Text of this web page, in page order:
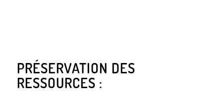
PRÉSERVATION DES
RESSOURCES :